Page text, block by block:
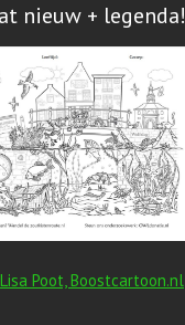
nieuw + legenda!
Lisa Poot, Boostcartoon.nl